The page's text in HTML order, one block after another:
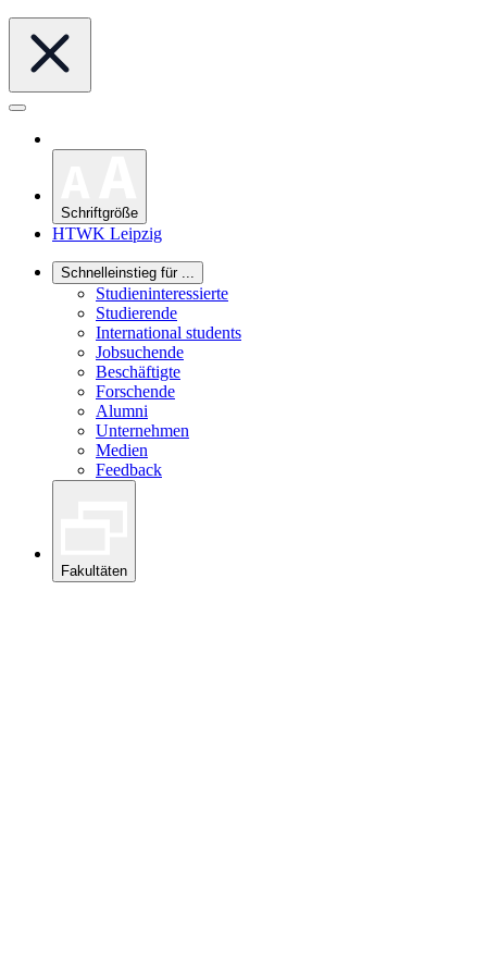
Schriftgröße
HTWK Leipzig
Schnelleinstieg für ...
Studieninteressierte
Studierende
International students
Jobsuchende
Beschäftigte
Forschende
Alumni
Unternehmen
Medien
Feedback
Fakultäten